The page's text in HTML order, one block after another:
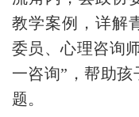
教学案例，详解
委员、心理咨询
一咨询”，帮助
题。